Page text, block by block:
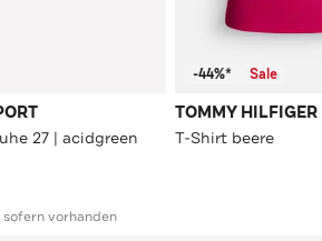
27 | acidgreen
-44%* Sale
TOMMY HILFIGER
T-Shirt beere
vorhanden